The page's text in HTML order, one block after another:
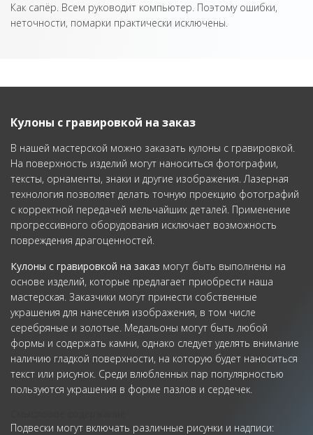
Как сапёр. Всем руководит компьютер. Поэтому ошибки,
неточности, помарки практически исключены.
Кулоны с гравировкой на заказ
В нашей мастерской можно заказать кулоны с гравировкой.
На поверхность изделий могут наноситься фотографии,
тексты, орнаменты, знаки и другие изображения. Лазерная
технология позволяет делать точную проекцию фотографий
с корректной передачей мельчайших деталей. Применение
прогрессивного оборудования исключает возможность
повреждения драгоценностей.
Кулоны с гравировкой на заказ могут быть выполнены на
основе изделий, которые предлагает приобрести наша
мастерская. Заказчики могут принести собственные
украшения для нанесения изображения, в том числе
серебряные и золотые. Медальоны могут быть любой
формы и содержать камни, однако следует уделять внимание
наличию гладкой поверхности, на которую будет наноситься
текст или рисунок. Среди влюбленных пар популярностью
пользуются украшения в форме пазлов и сердечек.
Подвески могут включать различные рисунки и надписи: